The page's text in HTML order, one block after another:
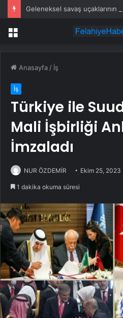
Menü
Anasayfa / İş
İş
Türkiye ile
Mali İşbirliği
İmzaladı
NUR ÖZDEMİR Ekim 25, 2023
1 dakika okuma süresi